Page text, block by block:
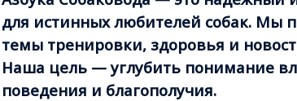
для истинных любителей собак. Мы
темы тренировки, здоровья и
Наша цель — углубить понимание
поведения и благополучия.